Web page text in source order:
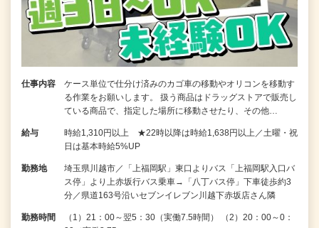
仕事内容
ケース単位で仕分け済みのカゴ車の移動やオリコンを移動す
る作業をお願いします。 扱う商品はドラッグストアで販売し
ている商品で、指定した場所に移動させたり、その他…
給与
時給1,310円以上 ★22時以降は時給1,638円以上／土曜・祝
日は基本時給5%UP
勤務地
埼玉県川越市／「上福岡駅」東口よりバス「上福岡駅入口バ
ス停」より上赤坂行バス乗車→「八丁バス停」下車徒歩約3
分／県道163号沿いセブンイレブン川越下赤坂店さん隣
勤務時間
（1）21：00～翌5：30（実働7.5時間） （2）20：00～0：